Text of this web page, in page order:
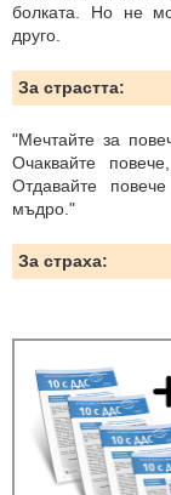
болката. Но не
друго.
За страстта:
"Мечтайте за
Очаквайте
Отдавайте
мъдро."
За страха: